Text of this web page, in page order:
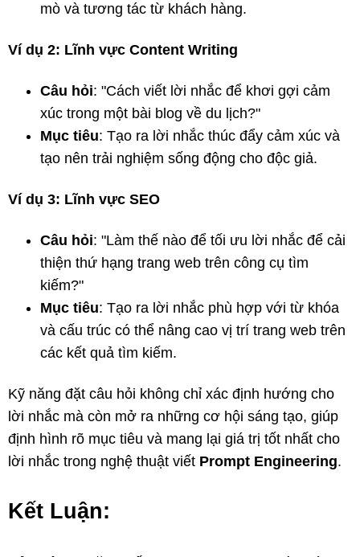
mò và tương tác từ khách hàng.
Ví dụ 2: Lĩnh vực Content Writing
Câu hỏi: "Cách viết lời nhắc để khơi gợi cảm
xúc trong một bài blog về du lịch?"
Mục tiêu: Tạo ra lời nhắc thúc đẩy cảm xúc và
tạo nên trải nghiệm sống động cho độc giả.
Ví dụ 3: Lĩnh vực SEO
Câu hỏi: "Làm thế nào để tối ưu lời nhắc để cải
thiện thứ hạng trang web trên công cụ tìm
kiếm?"
Mục tiêu: Tạo ra lời nhắc phù hợp với từ khóa
và cấu trúc có thể nâng cao vị trí trang web trên
các kết quả tìm kiếm.
Kỹ năng đặt câu hỏi không chỉ xác định hướng cho
lời nhắc mà còn mở ra những cơ hội sáng tạo, giúp
định hình rõ mục tiêu và mang lại giá trị tốt nhất cho
lời nhắc trong nghệ thuật viết Prompt Engineering.
Kết Luận: